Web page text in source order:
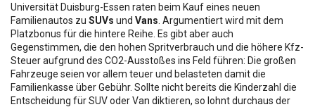
Universität Duisburg-Essen raten beim Kauf eines neuen
Familienautos zu SUVs und Vans . Argumentiert wird mit dem
Platzbonus für die hintere Reihe. Es gibt aber auch
Gegenstimmen, die den hohen Spritverbrauch und die höhere Kfz-
Steuer aufgrund des CO2-Ausstoßes ins Feld führen: Die großen
Fahrzeuge seien vor allem teuer und belasteten damit die
Familienkasse über Gebühr. Sollte nicht bereits die Kinderzahl die
Entscheidung für SUV oder Van diktieren, so lohnt durchaus der